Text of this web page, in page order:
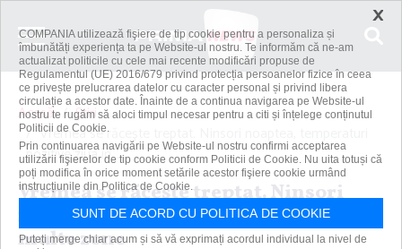
Acasă
Știri
Vremea se răceşte treptat. Ninsori noaptea, temperaturi
pozitive ziua în...
Vremea se răceşte treptat. Ninsori
noaptea, temperaturi pozitive ziua în
multe zone
×
COMPANIA utilizează fişiere de tip cookie pentru a personaliza și
îmbunătăți experiența ta pe Website-ul nostru. Te informăm că ne-am
actualizat politicile cu cele mai recente modificări propuse de
Regulamentul (UE) 2016/679 privind protecția persoanelor fizice în ceea
ce privește prelucrarea datelor cu caracter personal și privind libera
circulație a acestor date. Înainte de a continua navigarea pe Website-ul
nostru te rugăm să aloci timpul necesar pentru a citi și înțelege conținutul
Politicii de Cookie.
Prin continuarea navigării pe Website-ul nostru confirmi acceptarea
utilizării fişierelor de tip cookie conform Politicii de Cookie. Nu uita totuși că
poți modifica în orice moment setările acestor fişiere cookie urmând
instrucțiunile din Politica de Cookie.
SUNT DE ACORD CU POLITICA DE COOKIE
Puteți merge chiar acum și să vă exprimați acordul individual la nivel de